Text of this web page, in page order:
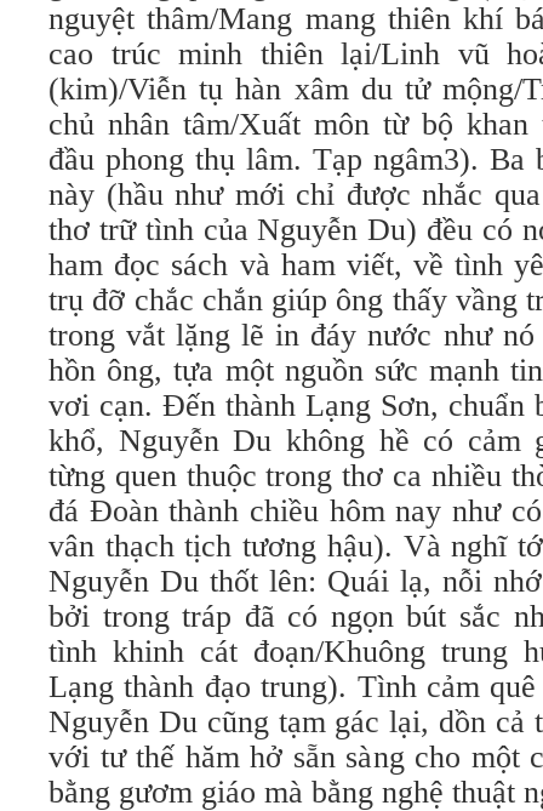
nguyệt thâm/Mang mang thiên khí
cao trúc minh thiên lại/Linh vũ
(kim)/Viễn tụ hàn xâm du tử mộng/
chủ nhân tâm/Xuất môn từ bộ khan
đầu phong thụ lâm. Tạp ngâm3). Ba
này (hầu như mới chỉ được nhắc
thơ trữ tình của Nguyễn Du) đều có
ham đọc sách và ham viết, về tình
trụ đỡ chắc chắn giúp ông thấy vầng
trong vắt lặng lẽ in đáy nước như
hồn ông, tựa một nguồn sức mạnh
vơi cạn. Đến thành Lạng Sơn, chuẩn
khổ, Nguyễn Du không hề có cảm
từng quen thuộc trong thơ ca nhiều
đá Đoàn thành chiều hôm nay như
vân thạch tịch tương hậu). Và nghĩ
Nguyễn Du thốt lên: Quái lạ, nỗi
bởi trong tráp đã có ngọn bút sắc
tình khinh cát đoạn/Khuông trung
Lạng thành đạo trung). Tình cảm
Nguyễn Du cũng tạm gác lại, dồn cả
với tư thế hăm hở sẵn sàng cho một
bằng gươm giáo mà bằng nghệ thuật